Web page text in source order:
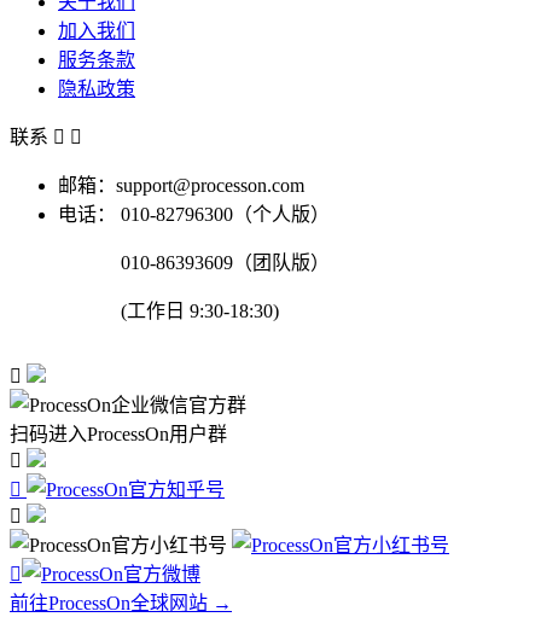
加入我们
服务条款
隐私政策
联系  
邮箱：support@processon.com
电话：
010-82796300（个人版）
010-86393609（团队版）
(工作日 9:30-18:30)

扫码进入ProcessOn用户群




前往ProcessOn全球网站 →